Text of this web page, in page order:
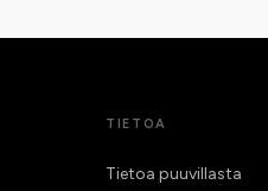
TIETOA
Tietoa puuvillasta